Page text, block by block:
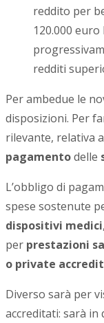
reddito per
120.000
redditi
Per ambedue le
disposizioni. Per
rilevante, relativa
pagamentodelle
L’obbligo di
spese sostenute
dispositivi medici
per prestazioni
o private
Diverso sarà per
accreditati: sarà in